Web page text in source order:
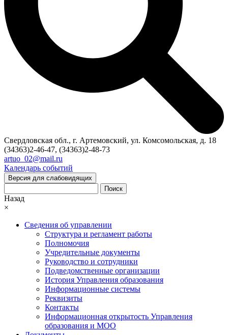
Свердловская обл., г. Артемовский, ул. Комсомольская, д. 18
(34363)2-46-47, (34363)2-48-73
artuo_02@mail.ru
Календарь событий
Версия для слабовидящих
Поиск
Назад
×
Сведения об управлении
Структура и регламент работы
Полномочия
Учредительные документы
Руководство и сотрудники
Подведомственные организации
История Управления образования
Информационные системы
Реквизиты
Контакты
Информационная открытость Управления
образования и МОО